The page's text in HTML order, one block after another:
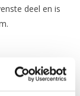
deel en is